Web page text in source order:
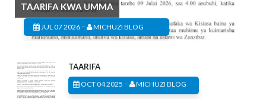
TAARIFA KWA UMMA
JUL 07 2026 - MICHUZI BLOG
TAARIFA
OCT 04 2025 - MICHUZI BLOG